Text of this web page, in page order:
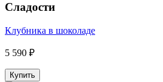
Сладости
Клубника в шоколаде
5 590 ₽
Купить